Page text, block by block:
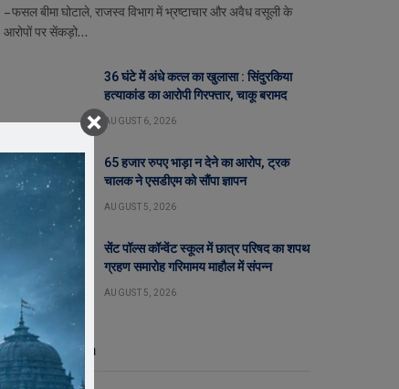
– फसल बीमा घोटाले, राजस्व विभाग में भ्रष्टाचार और अवैध वसूली के
आरोपों पर सेंकड़ो…
36 घंटे में अंधे कत्ल का खुलासा : सिंदुरकिया
हत्याकांड का आरोपी गिरफ्तार, चाकू बरामद
AUGUST 6, 2026
65 हजार रुपए भाड़ा न देने का आरोप, ट्रक
चालक ने एसडीएम को सौंपा ज्ञापन
AUGUST 5, 2026
सेंट पॉल्स कॉन्वेंट स्कूल में छात्र परिषद का शपथ
ग्रहण समारोह गरिमामय माहौल में संपन्न
AUGUST 5, 2026
Stay In Touch